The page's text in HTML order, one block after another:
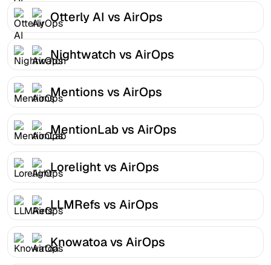
Otterly AI vs AirOps
Nightwatch vs AirOps
Mentions vs AirOps
MentionLab vs AirOps
Lorelight vs AirOps
LLMRefs vs AirOps
Knowatoa vs AirOps